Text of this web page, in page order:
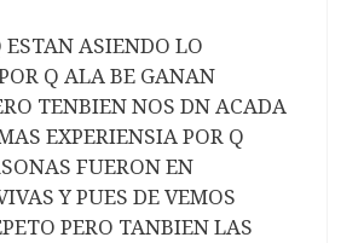
ESTAN ASIENDO LO
Q ALA BE GANAN
TENBIEN NOS DN ACADA
EXPERIENSIA POR Q
FUERON EN
Y PUES DE VEMOS
PERO TANBIEN LAS